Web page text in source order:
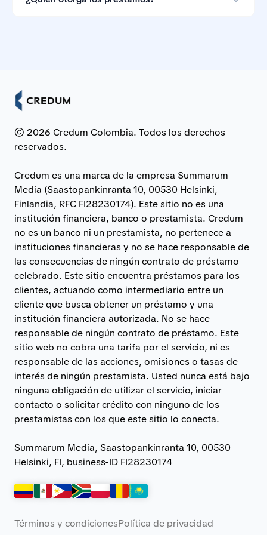
© 2026 Credum Colombia. Todos los derechos
reservados.
Credum es una marca de la empresa Summarum
Media (Saastopankinranta 10, 00530 Helsinki,
Finlandia, RFC FI28230174). Este sitio no es una
institución financiera, banco o prestamista. Credum
no es un banco ni un prestamista, no pertenece a
instituciones financieras y no se hace responsable de
las consecuencias de ningún contrato de préstamo
celebrado. Este sitio encuentra préstamos para los
clientes, actuando como intermediario entre un
cliente que busca obtener un préstamo y una
institución financiera autorizada. No se hace
responsable de ningún contrato de préstamo. Este
sitio web no cobra una tarifa por el servicio, ni es
responsable de las acciones, omisiones o tasas de
interés de ningún prestamista. Usted nunca está bajo
ninguna obligación de utilizar el servicio, iniciar
contacto o solicitar crédito con ninguno de los
prestamistas con los que este sitio lo conecta.
Summarum Media, Saastopankinranta 10, 00530
Helsinki, FI, business-ID FI28230174
Términos y condicionesPolítica de privacidad